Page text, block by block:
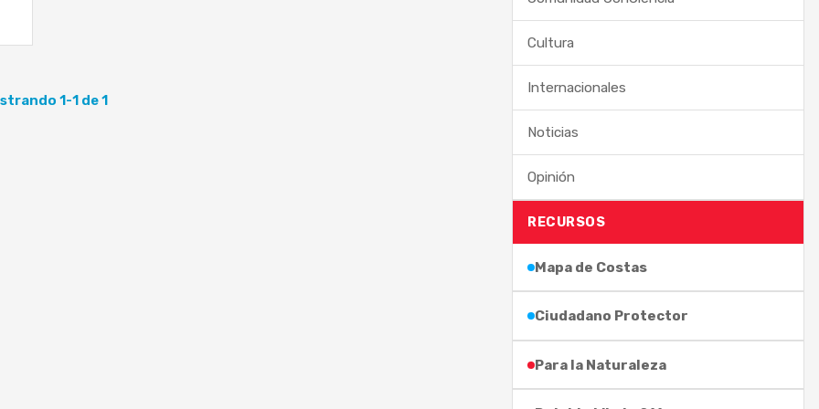
1-1 de 1
Cultura
Internacionales
Noticias
Opinión
RECURSOS
Mapa de Costas
Ciudadano Protector
Para la Naturaleza